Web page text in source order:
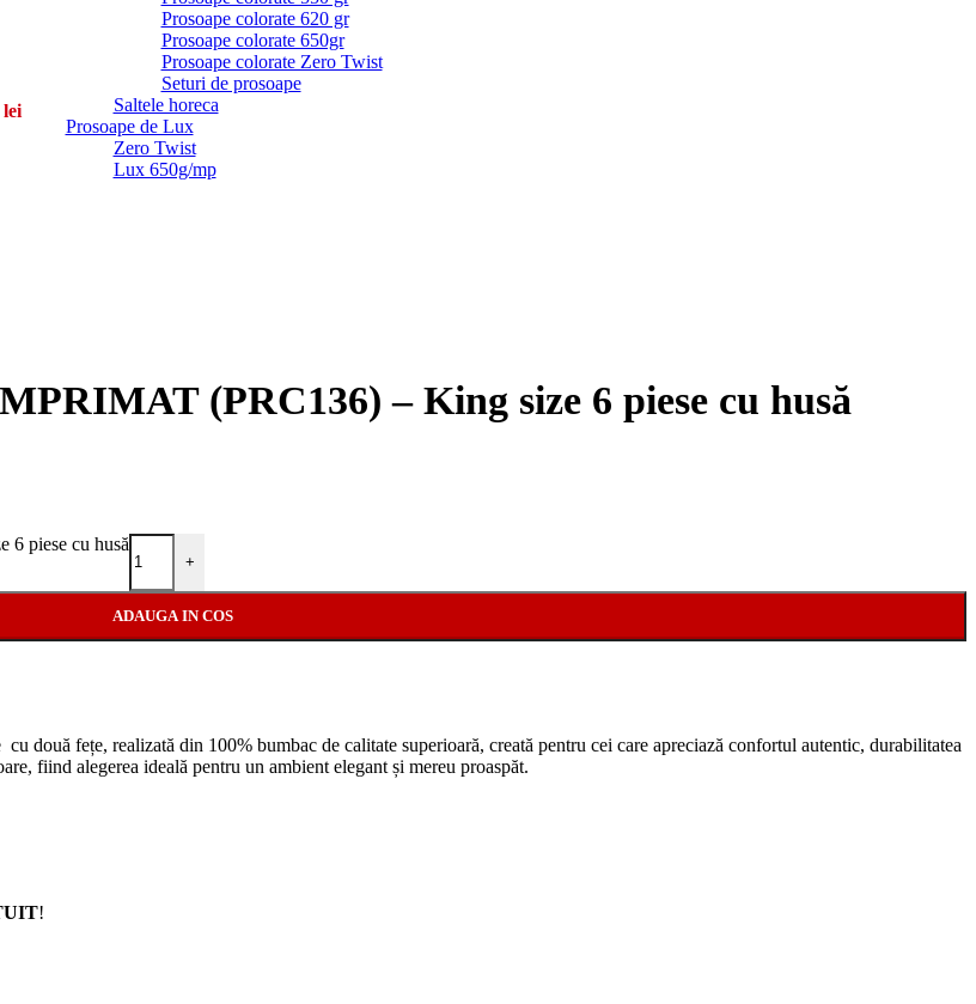
Prosoape colorate 620 gr
Prosoape colorate 650gr
Prosoape colorate Zero Twist
Seturi de prosoape
Saltele horeca
Prosoape de Lux
Zero Twist
Lux 650g/mp
lei
(PRC136) – King size 6 piese cu husă
piese cu husă
+
ADAUGA IN COS
două fețe, realizată din 100% bumbac de calitate superioară, creată pentru cei care apreciază confortul autentic, durabilitatea
fiind alegerea ideală pentru un ambient elegant și mereu proaspăt.
!